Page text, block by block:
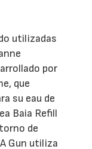
utilizadas
por
que
su eau de
Baia Refill
de
Gun utiliza